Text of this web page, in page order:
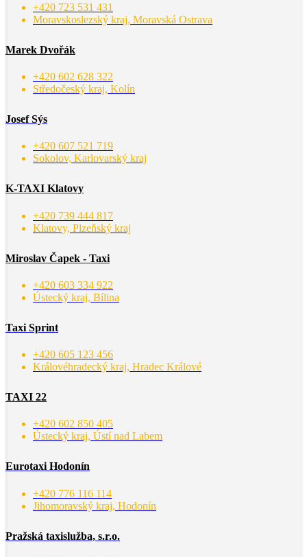
+420 723 531 431
Moravskoslezský kraj, Moravská Ostrava
Marek Dvořák
+420 602 628 322
Středočeský kraj, Kolín
Josef Sýs
+420 607 521 719
Sokolov, Karlovarský kraj
K-TAXI Klatovy
+420 739 444 817
Klatovy, Plzeňský kraj
Miroslav Čapek - Taxi
+420 603 334 922
Ústecký kraj, Bílina
Taxi Sprint
+420 605 123 456
Královéhradecký kraj, Hradec Králové
TAXI 22
+420 602 850 405
Ústecký kraj, Ústí nad Labem
Eurotaxi Hodonín
+420 776 116 114
Jihomoravský kraj, Hodonín
Pražská taxislužba, s.r.o.